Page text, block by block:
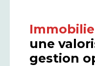
une
gestion